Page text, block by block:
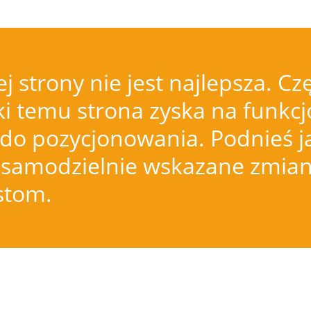
strony nie jest najlepsza.
temu strona zyska na
pozycjonowania. Podnieś
wskazane